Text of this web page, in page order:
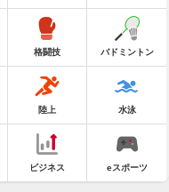
格闘技 バドミントン
陸上 水泳
ビジネス eスポーツ